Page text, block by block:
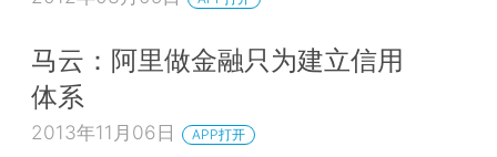
马云：阿里做金融只为建立信用
体系
2013年11月06日 APP打开